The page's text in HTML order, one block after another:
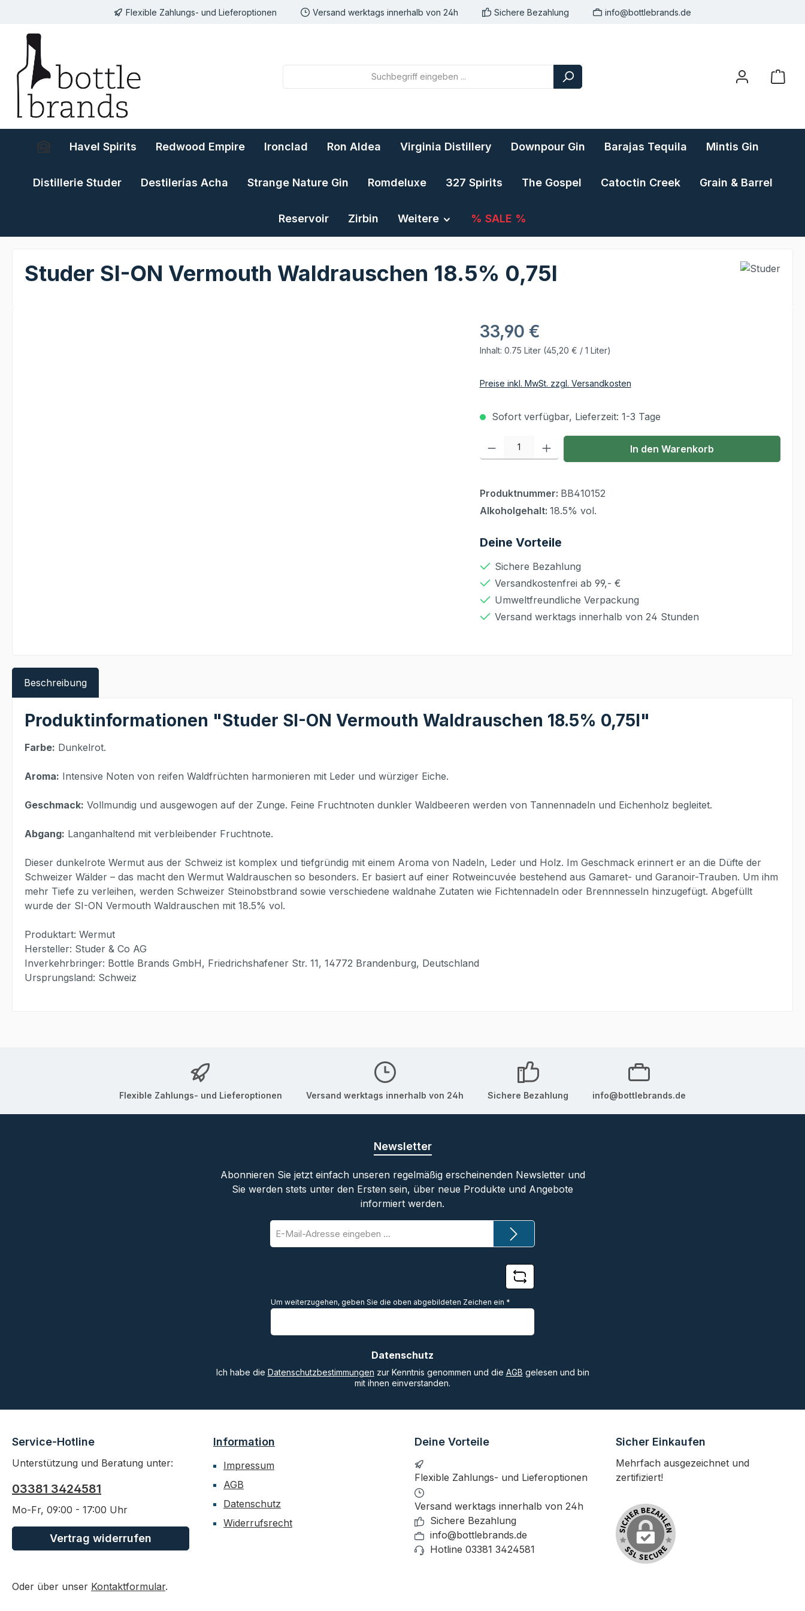
Zur Hauptnavigation springenFlexible Zahlungs- und Lieferoptionen Versand werktags innerhalb von 24h Sichere Bezahlung info@bottlebrands.de
Havel Spirits Redwood Empire Ironclad Ron Aldea Virginia Distillery Downpour Gin Barajas Tequila Mintis Gin
Distillerie Studer Destilerías Acha Strange Nature Gin Romdeluxe 327 Spirits The Gospel Catoctin Creek Grain & Barrel
Reservoir Zirbin Weitere % SALE %
Studer SI-ON Vermouth Waldrauschen 18.5% 0,75l
33,90 €
Inhalt: 0.75 Liter (45,20 € / 1 Liter)
Preise inkl. MwSt. zzgl. Versandkosten
Sofort verfügbar, Lieferzeit: 1-3 Tage
Produkt Anzahl: Gib den gewünschten Wert ein oder benutze die Schaltflächen um die
In den Warenkorb
Produktnummer: BB410152
Alkoholgehalt: 18.5% vol.
Deine Vorteile
Sichere Bezahlung
Versandkostenfrei ab 99,- €
Umweltfreundliche Verpackung
Versand werktags innerhalb von 24 Stunden
Beschreibung
Produktinformationen "Studer SI-ON Vermouth Waldrauschen 18.5% 0,75l"
Farbe: Dunkelrot.
Aroma: Intensive Noten von reifen Waldfrüchten harmonieren mit Leder und würziger Eiche.
Geschmack: Vollmundig und ausgewogen auf der Zunge. Feine Fruchtnoten dunkler Waldbeeren werden von Tannennadeln und Eichenholz begleitet.
Abgang: Langanhaltend mit verbleibender Fruchtnote.
Dieser dunkelrote Wermut aus der Schweiz ist komplex und tiefgründig mit einem Aroma von Nadeln, Leder und Holz. Im Geschmack erinnert er an die Düfte der
Schweizer Wälder – das macht den Wermut Waldrauschen so besonders. Er basiert auf einer Rotweincuvée bestehend aus Gamaret- und Garanoir-Trauben. Um ihm
mehr Tiefe zu verleihen, werden Schweizer Steinobstbrand sowie verschiedene waldnahe Zutaten wie Fichtennadeln oder Brennnesseln hinzugefügt. Abgefüllt
wurde der SI-ON Vermouth Waldrauschen mit 18.5% vol.
Produktart: Wermut
Hersteller: Studer & Co AG
Inverkehrbringer: Bottle Brands GmbH, Friedrichshafener Str. 11, 14772 Brandenburg, Deutschland
Ursprungsland: Schweiz
Flexible Zahlungs- und Lieferoptionen Versand werktags innerhalb von 24h Sichere Bezahlung info@bottlebrands.de
Newsletter
Abonnieren Sie jetzt einfach unseren regelmäßig erscheinenden Newsletter und
Sie werden stets unter den Ersten sein, über neue Produkte und Angebote
informiert werden.
E-
Mail-
Adresse
Um weiterzugehen, geben Sie die oben abgebildeten Zeichen ein *
Datenschutz
Ich habe die Datenschutzbestimmungen zur Kenntnis genommen und die AGB gelesen und bin
mit ihnen einverstanden.
Service-Hotline
Unterstützung und Beratung unter:
03381 3424581
Mo-Fr, 09:00 - 17:00 Uhr
Vertrag widerrufen
Oder über unser Kontaktformular.
Information
Impressum
AGB
Datenschutz
Widerrufsrecht
Deine Vorteile
Flexible Zahlungs- und Lieferoptionen
Versand werktags innerhalb von 24h
Sichere Bezahlung
info@bottlebrands.de
Hotline 03381 3424581
Sicher Einkaufen
Mehrfach ausgezeichnet und
zertifiziert!